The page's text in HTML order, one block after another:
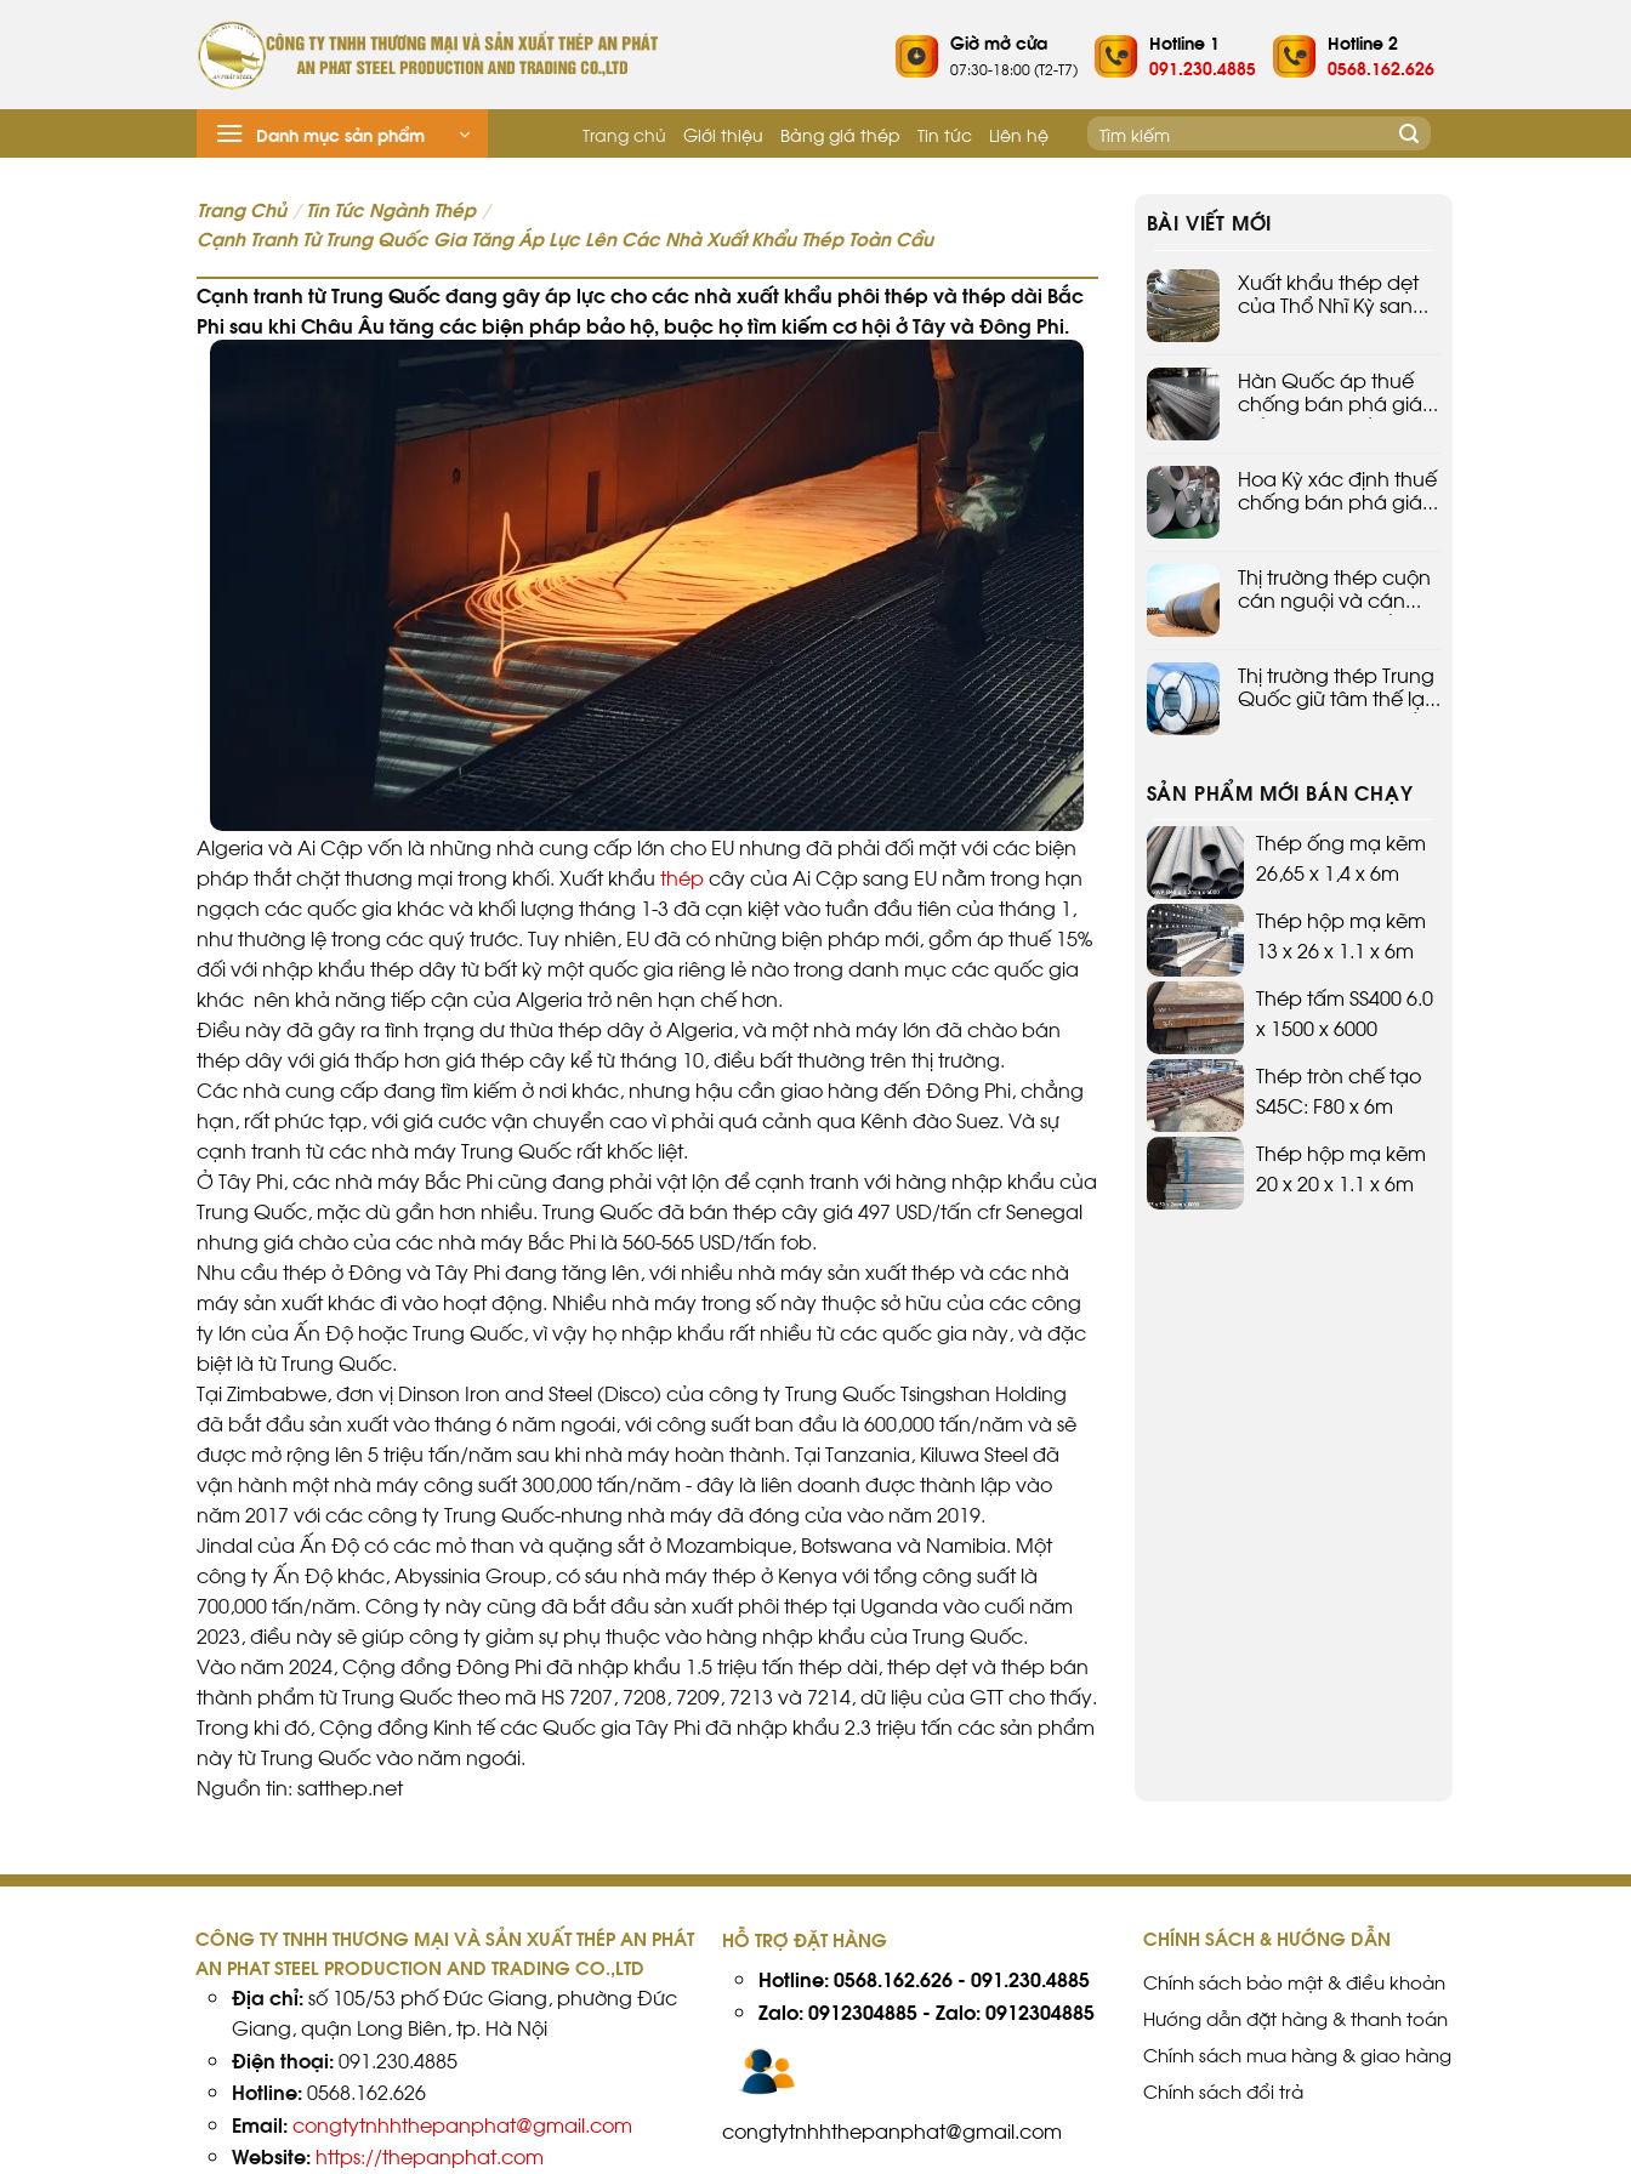
Giờ mở cửa
07:30-18:00 (T2-T7)
Hotline 1
091.230.4885
Hotline 2
0568.162.626
Danh mục sản phẩm Trang chủ Giới thiệu Bảng giá thép Tin tức Liên hệ
Tìm
kiếm:
Trang Chủ / Tin Tức Ngành Thép /
Cạnh Tranh Từ Trung Quốc Gia Tăng Áp Lực Lên Các Nhà Xuất Khẩu Thép Toàn Cầu
Cạnh tranh từ Trung Quốc đang gây áp lực cho các nhà xuất khẩu phôi thép và thép dài Bắc
Phi sau khi Châu Âu tăng các biện pháp bảo hộ, buộc họ tìm kiếm cơ hội ở Tây và Đông Phi.
Algeria và Ai Cập vốn là những nhà cung cấp lớn cho EU nhưng đã phải đối mặt với các biện
pháp thắt chặt thương mại trong khối. Xuất khẩu thépcây của Ai Cập sang EU nằm trong hạn
ngạch các quốc gia khác và khối lượng tháng 1-3 đã cạn kiệt vào tuần đầu tiên của tháng 1,
như thường lệ trong các quý trước. Tuy nhiên, EU đã có những biện pháp mới, gồm áp thuế 15%
đối với nhập khẩu thép dây từ bất kỳ một quốc gia riêng lẻ nào trong danh mục các quốc gia
khác nên khả năng tiếp cận của Algeria trở nên hạn chế hơn.
Điều này đã gây ra tình trạng dư thừa thép dây ở Algeria, và một nhà máy lớn đã chào bán
thép dây với giá thấp hơn giá thép cây kể từ tháng 10, điều bất thường trên thị trường.
Các nhà cung cấp đang tìm kiếm ở nơi khác, nhưng hậu cần giao hàng đến Đông Phi, chẳng
hạn, rất phức tạp, với giá cước vận chuyển cao vì phải quá cảnh qua Kênh đào Suez. Và sự
cạnh tranh từ các nhà máy Trung Quốc rất khốc liệt.
Ở Tây Phi, các nhà máy Bắc Phi cũng đang phải vật lộn để cạnh tranh với hàng nhập khẩu của
Trung Quốc, mặc dù gần hơn nhiều. Trung Quốc đã bán thép cây giá 497 USD/tấn cfr Senegal
nhưng giá chào của các nhà máy Bắc Phi là 560-565 USD/tấn fob.
Nhu cầu thép ở Đông và Tây Phi đang tăng lên, với nhiều nhà máy sản xuất thép và các nhà
máy sản xuất khác đi vào hoạt động. Nhiều nhà máy trong số này thuộc sở hữu của các công
ty lớn của Ấn Độ hoặc Trung Quốc, vì vậy họ nhập khẩu rất nhiều từ các quốc gia này, và đặc
biệt là từ Trung Quốc.
Tại Zimbabwe, đơn vị Dinson Iron and Steel (Disco) của công ty Trung Quốc Tsingshan Holding
đã bắt đầu sản xuất vào tháng 6 năm ngoái, với công suất ban đầu là 600,000 tấn/năm và sẽ
được mở rộng lên 5 triệu tấn/năm sau khi nhà máy hoàn thành. Tại Tanzania, Kiluwa Steel đã
vận hành một nhà máy công suất 300,000 tấn/năm - đây là liên doanh được thành lập vào
năm 2017 với các công ty Trung Quốc-nhưng nhà máy đã đóng cửa vào năm 2019.
Jindal của Ấn Độ có các mỏ than và quặng sắt ở Mozambique, Botswana và Namibia. Một
công ty Ấn Độ khác, Abyssinia Group, có sáu nhà máy thép ở Kenya với tổng công suất là
700,000 tấn/năm. Công ty này cũng đã bắt đầu sản xuất phôi thép tại Uganda vào cuối năm
2023, điều này sẽ giúp công ty giảm sự phụ thuộc vào hàng nhập khẩu của Trung Quốc.
Vào năm 2024, Cộng đồng Đông Phi đã nhập khẩu 1.5 triệu tấn thép dài, thép dẹt và thép bán
thành phẩm từ Trung Quốc theo mã HS 7207, 7208, 7209, 7213 và 7214, dữ liệu của GTT cho thấy.
Trong khi đó, Cộng đồng Kinh tế các Quốc gia Tây Phi đã nhập khẩu 2.3 ​​triệu tấn các sản phẩm
này từ Trung Quốc vào năm ngoái.
Nguồn tin: satthep.net
BÀI VIẾT MỚI
Xuất khẩu thép dẹt
của Thổ Nhĩ Kỳ sang
EU tăng vọt vào năm
Hàn Quốc áp thuế
chống bán phá giá
đối với thép tấm
Hoa Kỳ xác định thuế
chống bán phá giá
sơ bộ cho thép CORE
Thị trường thép cuộn
cán nguội và cán
nóng Trung Quốc dự
ngắn hạn
Thị trường thép Trung
Quốc giữ tâm thế lạc
quan thận trọng về
SẢN PHẨM MỚI BÁN CHẠY
Thép ống mạ kẽm
26,65 x 1,4 x 6m
Thép hộp mạ kẽm
13 x 26 x 1.1 x 6m
Thép tấm SS400 6.0
x 1500 x 6000
Thép tròn chế tạo
S45C: F80 x 6m
Thép hộp mạ kẽm
20 x 20 x 1.1 x 6m
CÔNG TY TNHH THƯƠNG MẠI VÀ SẢN XUẤT THÉP AN PHÁT
AN PHAT STEEL PRODUCTION AND TRADING CO.,LTD
Địa chỉ:số 105/53 phố Đức Giang, phường Đức
Giang, quận Long Biên, tp. Hà Nội
Điện thoại:091.230.4885
Hotline:0568.162.626
Email:congtytnhhthepanphat@gmail.com
Website: https://thepanphat.com
HỖ TRỢ ĐẶT HÀNG
Hotline:0568.162.626- 091.230.4885
Zalo: 0912304885- Zalo: 0912304885
congtytnhhthepanphat@gmail.com
CHÍNH SÁCH & HƯỚNG DẪN
Chính sách bảo mật & điều khoản
Hướng dẫn đặt hàng & thanh toán
Chính sách mua hàng & giao hàng
Chính sách đổi trả